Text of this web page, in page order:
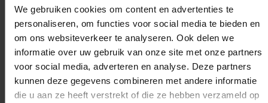
We gebruiken cookies om content en advertenties te
personaliseren, om functies voor social media te bieden en
om ons websiteverkeer te analyseren. Ook delen we
informatie over uw gebruik van onze site met onze partners
voor social media, adverteren en analyse. Deze partners
kunnen deze gegevens combineren met andere informatie
die u aan ze heeft verstrekt of die ze hebben verzameld op
Culturele verandering– Een transformatie van
hoe we werken, leren en ons verhouden tot
technologie op het diepste niveau
Mensgerichte verandering
Dit raamwerk onderscheidt zich doordat het erkent dat